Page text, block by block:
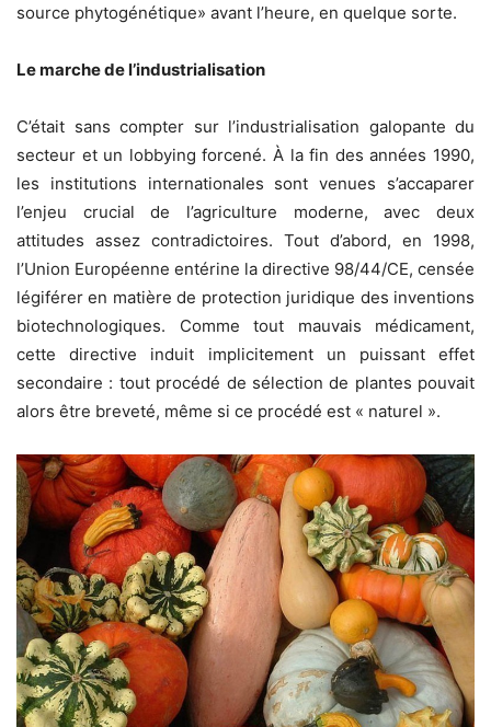
source phytogénétique» avant l’heure, en quelque sorte.
Le marche de l’industrialisation
C’était sans compter sur l’industrialisation galopante du
secteur et un lobbying forcené. À la fin des années 1990,
les institutions internationales sont venues s’accaparer
l’enjeu crucial de l’agriculture moderne, avec deux
attitudes assez contradictoires. Tout d’abord, en 1998,
l’Union Européenne entérine la directive 98/44/CE, censée
légiférer en matière de protection juridique des inventions
biotechnologiques. Comme tout mauvais médicament,
cette directive induit implicitement un puissant effet
secondaire : tout procédé de sélection de plantes pouvait
alors être breveté, même si ce procédé est « naturel ».